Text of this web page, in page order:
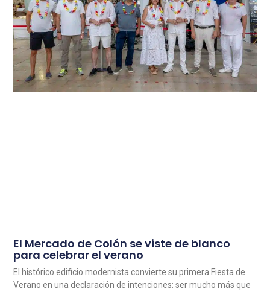
El Mercado de Colón se viste de blanco
para celebrar el verano
El histórico edificio modernista convierte su primera Fiesta de
Verano en una declaración de intenciones: ser mucho más que